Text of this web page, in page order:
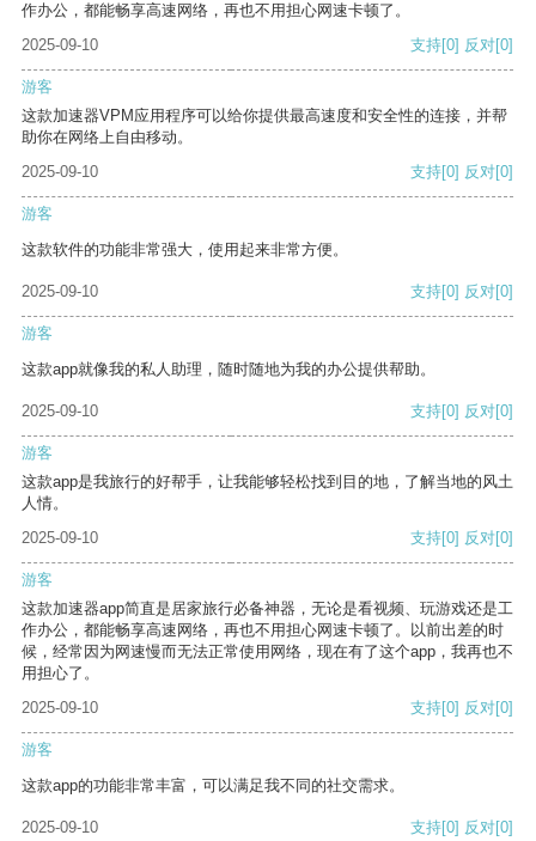
作办公，都能畅享高速网络，再也不用担心网速卡顿了。
2025-09-10
支持[0] 反对[0]
游客
这款加速器VPM应用程序可以给你提供最高速度和安全性的连接，并帮
助你在网络上自由移动。
2025-09-10
支持[0] 反对[0]
游客
这款软件的功能非常强大，使用起来非常方便。
2025-09-10 支持[0] 反对[0]
游客
这款app就像我的私人助理，随时随地为我的办公提供帮助。
2025-09-10 支持[0] 反对[0]
游客
这款app是我旅行的好帮手，让我能够轻松找到目的地，了解当地的风土
人情。
2025-09-10
支持[0] 反对[0]
游客
这款加速器app简直是居家旅行必备神器，无论是看视频、玩游戏还是工
作办公，都能畅享高速网络，再也不用担心网速卡顿了。以前出差的时
候，经常因为网速慢而无法正常使用网络，现在有了这个app，我再也不
用担心了。
2025-09-10
支持[0] 反对[0]
游客
这款app的功能非常丰富，可以满足我不同的社交需求。
2025-09-10 支持[0] 反对[0]